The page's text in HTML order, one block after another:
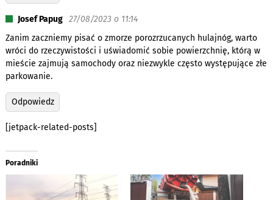
Josef Papug 27/08/2023 o 11:14
Zanim zaczniemy pisać o zmorze porozrzucanych hulajnóg, warto
wróci do rzeczywistości i uświadomić sobie powierzchnię, którą w
mieście zajmują samochody oraz niezwykle często występujące złe
parkowanie.
Odpowiedz
[jetpack-related-posts]
Poradniki